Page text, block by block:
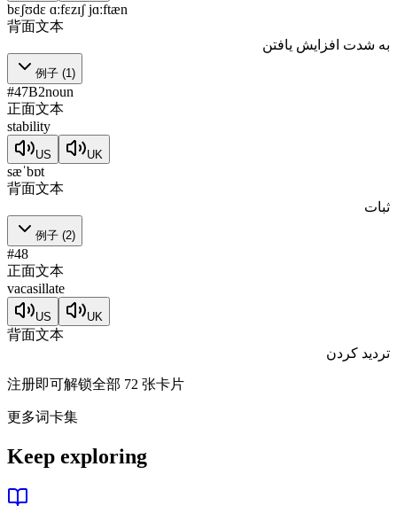
bɛʃʊdɛ ɑːfɛzɪʃ jɑːftæn
背面文本
به شدت افزایش یافتن
例子 (1)
#47B2noun
正面文本
stability
US UK
sæˈbɒt
背面文本
ثبات
例子 (2)
#48
正面文本
vacasillate
US UK
背面文本
تردید کردن
注册即可解锁全部 72 张卡片
更多词卡集
Keep exploring